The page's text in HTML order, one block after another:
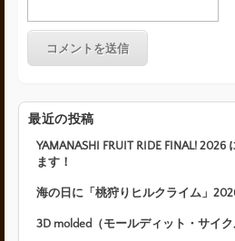
最近の投稿
YAMANASHI FRUIT RIDE FINAL! 2026
ます！
海の日に「桃狩りヒルクライム」
3D molded（モールディット・サイク